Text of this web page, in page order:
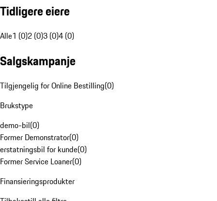
Tidligere eiere
Alle1 (0)2 (0)3 (0)4 (0)
Salgskampanje
Tilgjengelig for Online Bestilling(0)
Brukstype
demo-bil(0)
Former Demonstrator(0)
erstatningsbil for kunde(0)
Former Service Loaner(0)
Finansieringsprodukter